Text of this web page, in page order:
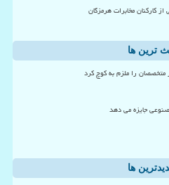
کارکنان مخابرات هرمزگان
ترین ها
متخصصان را ملزم به کوچ کرد
جایزه می دهد
ها